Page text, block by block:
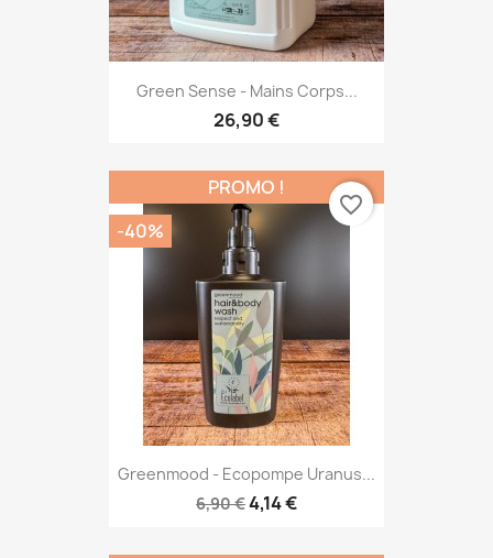
Green Sense - Mains Corps...
26,90 €
Greenmood - Ecopompe Uranus...
6,90 €4,14 €
PROMO !
-40%
favorite_border